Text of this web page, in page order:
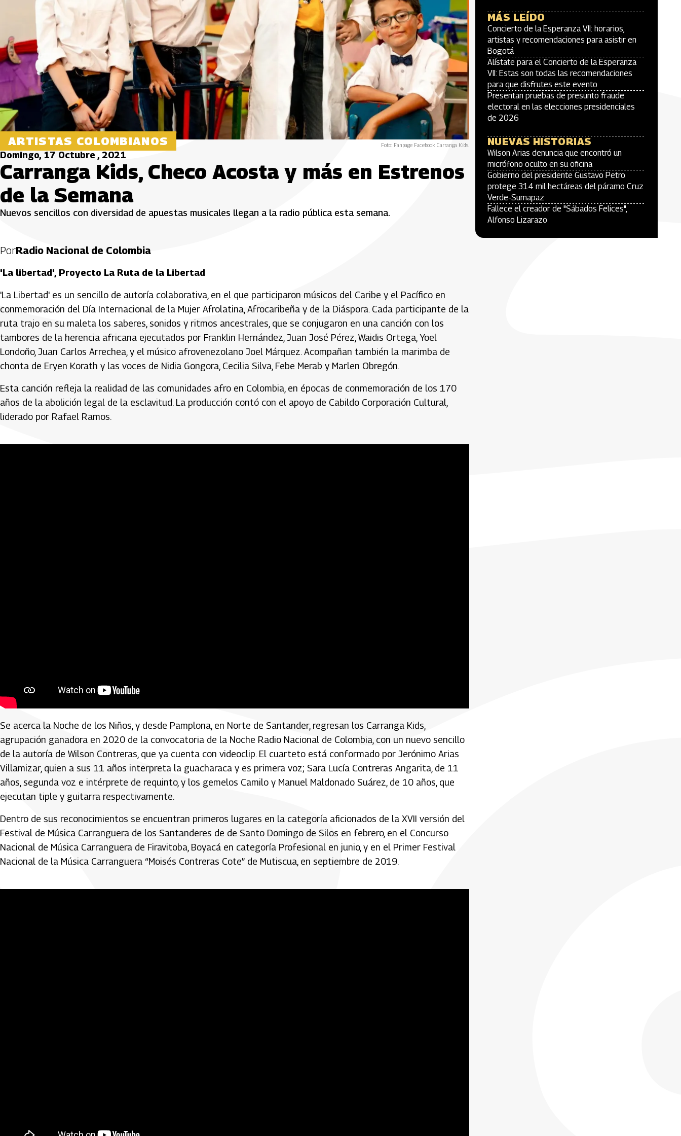
ARTISTAS COLOMBIANOS Foto: Fanpage Facebook Carranga Kids.
Domingo, 17 Octubre , 2021
Carranga Kids, Checo Acosta y más en Estrenos
de la Semana
Nuevos sencillos con diversidad de apuestas musicales llegan a la radio pública esta semana.
PorRadio Nacional de Colombia
'La libertad', Proyecto La Ruta de la Libertad
'La Libertad' es un sencillo de autoría colaborativa, en el que participaron músicos del Caribe y el Pacífico en
conmemoración del Día Internacional de la Mujer Afrolatina, Afrocaribeña y de la Diáspora. Cada participante de la
ruta trajo en su maleta los saberes, sonidos y ritmos ancestrales, que se conjugaron en una canción con los
tambores de la herencia africana ejecutados por Franklin Hernández, Juan José Pérez, Waidis Ortega, Yoel
Londoño, Juan Carlos Arrechea, y el músico afrovenezolano Joel Márquez. Acompañan también la marimba de
chonta de Eryen Korath y las voces de Nidia Gongora, Cecilia Silva, Febe Merab y Marlen Obregón.
Esta canción refleja la realidad de las comunidades afro en Colombia, en épocas de conmemoración de los 170
años de la abolición legal de la esclavitud. La producción contó con el apoyo de Cabildo Corporación Cultural,
liderado por Rafael Ramos.
'Huellas coloridas', Carranga Kids
Se acerca la Noche de los Niños, y desde Pamplona, en Norte de Santander, regresan los Carranga Kids,
agrupación ganadora en 2020 de la convocatoria de la Noche Radio Nacional de Colombia, con un nuevo sencillo
de la autoría de Wilson Contreras, que ya cuenta con videoclip. El cuarteto está conformado por Jerónimo Arias
Villamizar, quien a sus 11 años interpreta la guacharaca y es primera voz; Sara Lucía Contreras Angarita, de 11
años, segunda voz e intérprete de requinto, y los gemelos Camilo y Manuel Maldonado Suárez, de 10 años, que
ejecutan tiple y guitarra respectivamente.
Dentro de sus reconocimientos se encuentran primeros lugares en la categoría aficionados de la XVII versión del
Festival de Música Carranguera de los Santanderes de de Santo Domingo de Silos en febrero, en el Concurso
Nacional de Música Carranguera de Firavitoba, Boyacá en categoría Profesional en junio, y en el Primer Festival
Nacional de la Música Carranguera “Moisés Contreras Cote” de Mutiscua, en septiembre de 2019.
MÁS LEÍDO
Concierto de la Esperanza VII: horarios,
artistas y recomendaciones para asistir en
Bogotá
Alístate para el Concierto de la Esperanza
VII: Estas son todas las recomendaciones
para que disfrutes este evento
Presentan pruebas de presunto fraude
electoral en las elecciones presidenciales
de 2026
NUEVAS HISTORIAS
Wilson Arias denuncia que encontró un
micrófono oculto en su oficina
Gobierno del presidente Gustavo Petro
protege 314 mil hectáreas del páramo Cruz
Verde-Sumapaz
Fallece el creador de "Sábados Felices",
Alfonso Lizarazo